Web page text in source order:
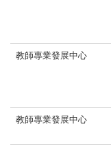
教師專業發展中心
教師專業發展中心